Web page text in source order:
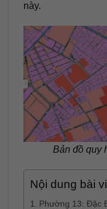
này.
Bản đồ quy
Nội dung bài
Phường 13: Đặc